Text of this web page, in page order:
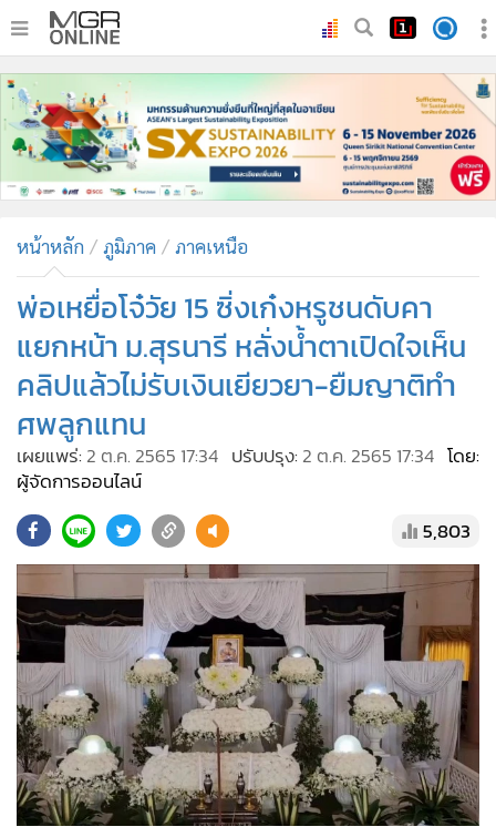
•
• ทันเหตุการณ์
• ภาคใต้
• ภูมิภาค
• บันเทิง
ผู้จัดการรายวัน
• คอลัมนิสต์
• ละคร
• CbizReview
• Cyber BIZ
• ผู้จัดกวน
•
• Green Innovation & SD
• Management & HR
• MGR Live
• Infographic
• การเมือง
• ท่องเที่ยว
• กีฬา
• ต่างประเทศ
• Special Scoop
หน้าหลัก ภูมิภาค ภาคเหนือ
พ่อเหยื่อโจ๋วัย 15 ซิ่งเก๋งหรูชนดับคา
แยกหน้า ม.สุรนารี หลั่งน้ำตาเปิดใจเห็น
คลิปแล้วไม่รับเงินเยียวยา-ยืมญาติทำ
ศพลูกแทน
เผยแพร่: 2 ต.ค. 2565 17:34 ปรับปรุง: 2 ต.ค. 2565 17:34 โดย:
ผู้จัดการออนไลน์
5,803